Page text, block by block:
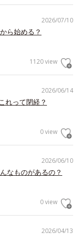
2026/07/10
ら始める？
1120 view
2026/06/14
れって閉経？
0 view
2026/06/10
なものがあるの？
0 view
2026/04/13